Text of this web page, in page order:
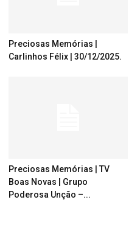
Preciosas Memórias |
Carlinhos Félix | 30/12/2025.
Preciosas Memórias | TV
Boas Novas | Grupo
Poderosa Unção –...